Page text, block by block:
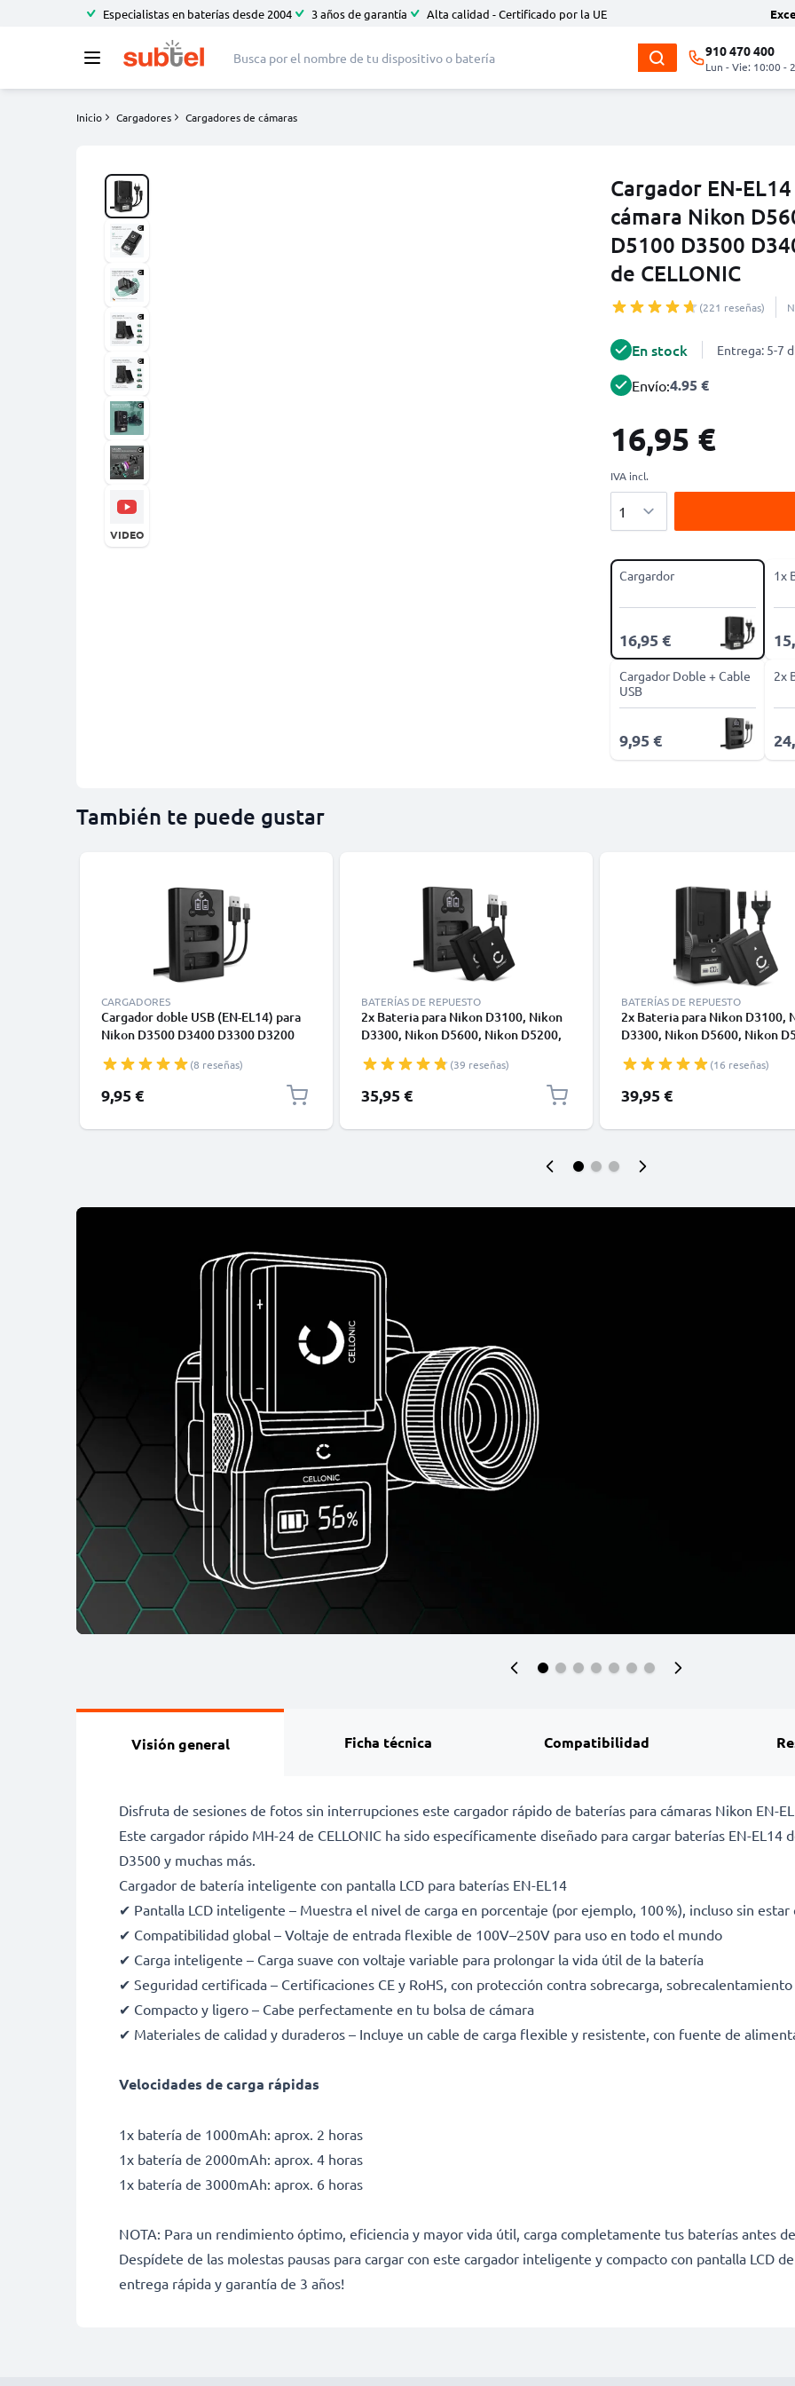
Especialistas en baterías desde 2004 3 años de garantía Alta calidad - Certificado por la UE
910 470 400
Lun - Vie: 10:00 -
Inicio Cargadores Cargadores de cámaras
Cargador EN-
cámara Nikon
D5100 D3500
de CELLONIC
(221 reseñas)
VIDEO
En stock Entrega: 5-7
Envío:4.95 €
16,95 €
IVA incl.
Cargardor
16,95 €
1x
Cargador Doble + Cable
USB
9,95 €
2x
También te puede gustar
CARGADORES
Cargador doble USB (EN-EL14) para
Nikon D3500 D3400 D3300 D3200
D5600 Df Coolpix P7000 P7100
P7800 + 1m + Cable USB de
CELLONIC
(8 reseñas)
9,95 €
BATERÍAS DE REPUESTO
2x Bateria para Nikon D3100, Nikon
D3300, Nikon D5600, Nikon D5200,
Df, Nikon D3500, Coolpix P7000 - 2x
Batería para Nikon EN-EL14 EN-
EL14a 1050mAh + Cargador doble
(39 reseñas)
35,95 €
BATERÍAS DE REPUESTO
2x Bateria para Nikon D3100,
D3300, Nikon D5600, Nikon
Df, Nikon D3500, Coolpix
Batería para Nikon EN-EL14 EN-
EL14a 1050mAh + Cargador
(16 reseñas)
39,95 €
Visión general Ficha técnica Compatibilidad
Disfruta de sesiones de fotos sin interrupciones este cargador rápido de baterías para cámaras Nikon EN-
Este cargador rápido MH-24 de CELLONIC ha sido específicamente diseñado para cargar baterías EN-EL14
D3500 y muchas más.
Cargador de batería inteligente con pantalla LCD para baterías EN-EL14
✔ Pantalla LCD inteligente – Muestra el nivel de carga en porcentaje (por ejemplo, 100 %), incluso sin estar
✔ Compatibilidad global – Voltaje de entrada flexible de 100V–250V para uso en todo el mundo
✔ Carga inteligente – Carga suave con voltaje variable para prolongar la vida útil de la batería
✔ Seguridad certificada – Certificaciones CE y RoHS, con protección contra sobrecarga,
✔ Compacto y ligero – Cabe perfectamente en tu bolsa de cámara
✔ Materiales de calidad y duraderos – Incluye un cable de carga flexible y resistente, con fuente de
Velocidades de carga rápidas
1x batería de 1000mAh: aprox. 2 horas
1x batería de 2000mAh: aprox. 4 horas
1x batería de 3000mAh: aprox. 6 horas
NOTA: Para un rendimiento óptimo, eficiencia y mayor vida útil, carga completamente tus baterías antes
Despídete de las molestas pausas para cargar con este cargador inteligente y compacto con pantalla LCD de
entrega rápida y garantía de 3 años!